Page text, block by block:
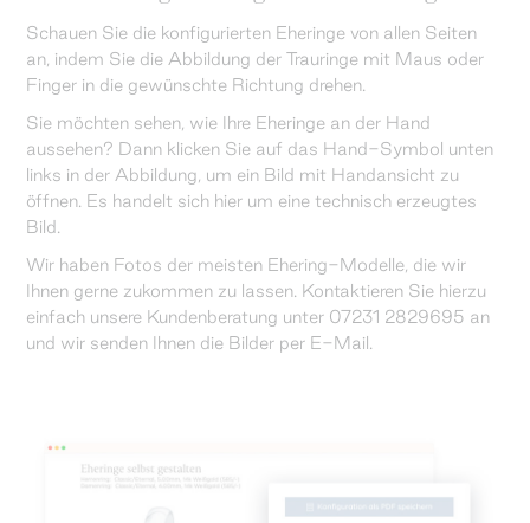
Schauen Sie die konfigurierten Eheringe von allen Seiten
an, indem Sie die Abbildung der Trauringe mit Maus oder
Finger in die gewünschte Richtung drehen.
Sie möchten sehen, wie Ihre Eheringe an der Hand
aussehen? Dann klicken Sie auf das Hand-Symbol unten
links in der Abbildung, um ein Bild mit Handansicht zu
öffnen. Es handelt sich hier um eine technisch erzeugtes
Bild.
Wir haben Fotos der meisten Ehering-Modelle, die wir
Ihnen gerne zukommen zu lassen. Kontaktieren Sie hierzu
einfach unsere Kundenberatung unter 07231 2829695 an
und wir senden Ihnen die Bilder per E-Mail.